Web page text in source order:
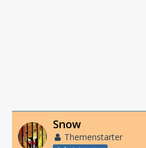
Snow
Themenstarter